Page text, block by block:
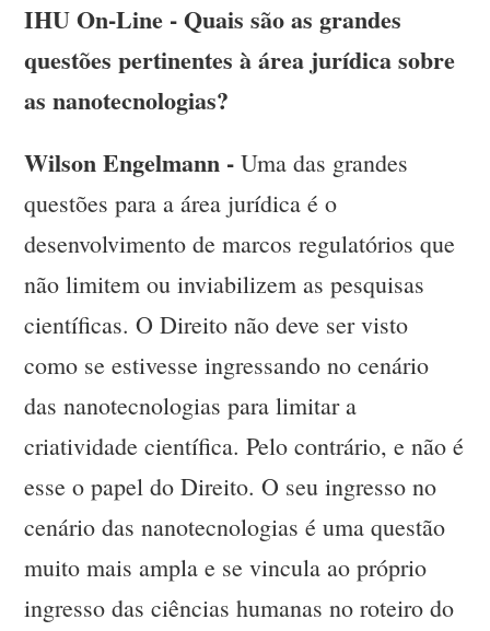
IHU On-Line - Quais são as grandes
questões pertinentes à área jurídica sobre
as nanotecnologias?
Wilson Engelmann - Uma das grandes
questões para a área jurídica é o
desenvolvimento de marcos regulatórios que
não limitem ou inviabilizem as pesquisas
científicas. O Direito não deve ser visto
como se estivesse ingressando no cenário
das nanotecnologias para limitar a
criatividade científica. Pelo contrário, e não é
esse o papel do Direito. O seu ingresso no
cenário das nanotecnologias é uma questão
muito mais ampla e se vincula ao próprio
ingresso das ciências humanas no roteiro do